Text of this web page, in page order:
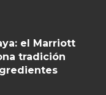
el Marriott
tradición